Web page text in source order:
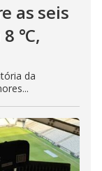
as seis
°C,
da